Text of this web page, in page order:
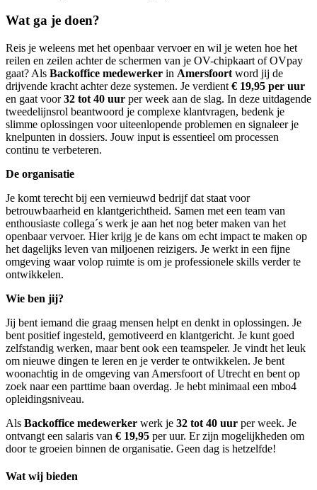
Wat ga je doen?
Reis je weleens met het openbaar vervoer en wil je weten hoe het
reilen en zeilen achter de schermen van je OV-chipkaart of OVpay
gaat? Als Backoffice medewerker in Amersfoort word jij de
drijvende kracht achter deze systemen. Je verdient € 19,95 per uur
en gaat voor32 tot 40 uur per week aan de slag. In deze uitdagende
tweedelijnsrol beantwoord je complexe klantvragen, bedenk je
slimme oplossingen voor uiteenlopende problemen en signaleer je
knelpunten in dossiers. Jouw input is essentieel om processen
continu te verbeteren.
De organisatie
Je komt terecht bij een vernieuwd bedrijf dat staat voor
betrouwbaarheid en klantgerichtheid. Samen met een team van
enthousiaste collega´s werk je aan het nog beter maken van het
openbaar vervoer. Hier krijg je de kans om echt impact te maken op
het dagelijks leven van miljoenen reizigers. Je werkt in een fijne
omgeving waar volop ruimte is om je professionele skills verder te
ontwikkelen.
Wie ben jij?
Jij bent iemand die graag mensen helpt en denkt in oplossingen. Je
bent positief ingesteld, gemotiveerd en klantgericht. Je kunt goed
zelfstandig werken, maar bent ook een teamspeler. Je vindt het leuk
om nieuwe dingen te leren en je verder te ontwikkelen. Je bent
woonachtig in de omgeving van Amersfoort of Utrecht en bent op
zoek naar een parttime baan overdag. Je hebt minimaal een mbo4
opleidingsniveau.
Als Backoffice medewerker werk je 32 tot 40 uur per week. Je
ontvangt een salaris van € 19,95 per uur. Er zijn mogelijkheden om
door te groeien binnen de organisatie. Geen dag is hetzelfde!
Wat wij bieden